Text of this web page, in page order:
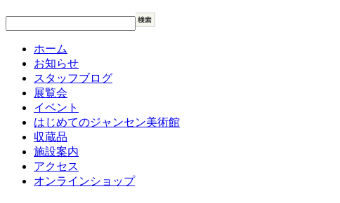
ホーム
お知らせ
スタッフブログ
展覧会
イベント
はじめてのジャンセン美術館
収蔵品
施設案内
アクセス
オンラインショップ